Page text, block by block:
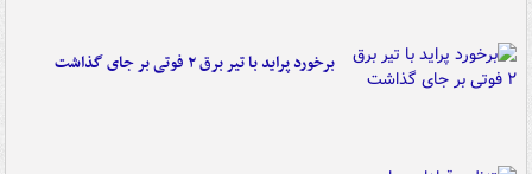
برخورد پراید با تیر برق ۲ فوتی بر جای گذاشت